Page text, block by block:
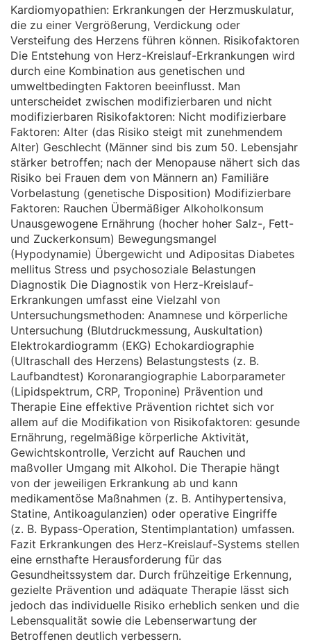
Kardiomyopathien: Erkrankungen der Herzmuskulatur,
die zu einer Vergrößerung, Verdickung oder
Versteifung des Herzens führen können. Risikofaktoren
Die Entstehung von Herz-Kreislauf-Erkrankungen wird
durch eine Kombination aus genetischen und
umweltbedingten Faktoren beeinflusst. Man
unterscheidet zwischen modifizierbaren und nicht
modifizierbaren Risikofaktoren: Nicht modifizierbare
Faktoren: Alter (das Risiko steigt mit zunehmendem
Alter) Geschlecht (Männer sind bis zum 50. Lebensjahr
stärker betroffen; nach der Menopause nähert sich das
Risiko bei Frauen dem von Männern an) Familiäre
Vorbelastung (genetische Disposition) Modifizierbare
Faktoren: Rauchen Übermäßiger Alkoholkonsum
Unausgewogene Ernährung (hocher hoher Salz-, Fett-
und Zuckerkonsum) Bewegungsmangel
(Hypodynamie) Übergewicht und Adipositas Diabetes
mellitus Stress und psychosoziale Belastungen
Diagnostik Die Diagnostik von Herz-Kreislauf-
Erkrankungen umfasst eine Vielzahl von
Untersuchungsmethoden: Anamnese und körperliche
Untersuchung (Blutdruckmessung, Auskultation)
Elektrokardiogramm (EKG) Echokardiographie
(Ultraschall des Herzens) Belastungstests (z. B.
Laufbandtest) Koronarangiographie Laborparameter
(Lipidspektrum, CRP, Troponine) Prävention und
Therapie Eine effektive Prävention richtet sich vor
allem auf die Modifikation von Risikofaktoren: gesunde
Ernährung, regelmäßige körperliche Aktivität,
Gewichtskontrolle, Verzicht auf Rauchen und
maßvoller Umgang mit Alkohol. Die Therapie hängt
von der jeweiligen Erkrankung ab und kann
medikamentöse Maßnahmen (z. B. Antihypertensiva,
Statine, Antikoagulanzien) oder operative Eingriffe
(z. B. Bypass-Operation, Stentimplantation) umfassen.
Fazit Erkrankungen des Herz-Kreislauf-Systems stellen
eine ernsthafte Herausforderung für das
Gesundheitssystem dar. Durch frühzeitige Erkennung,
gezielte Prävention und adäquate Therapie lässt sich
jedoch das individuelle Risiko erheblich senken und die
Lebensqualität sowie die Lebenserwartung der
Betroffenen deutlich verbessern.